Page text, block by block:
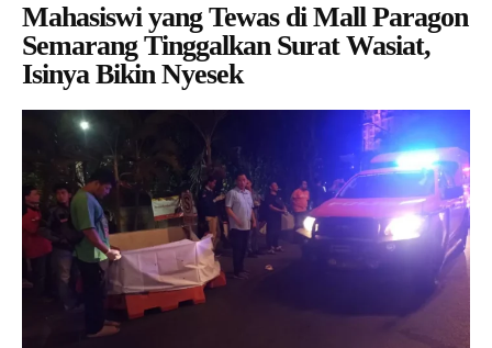
Mahasiswi yang Tewas di Mall Paragon
Semarang Tinggalkan Surat Wasiat,
Isinya Bikin Nyesek